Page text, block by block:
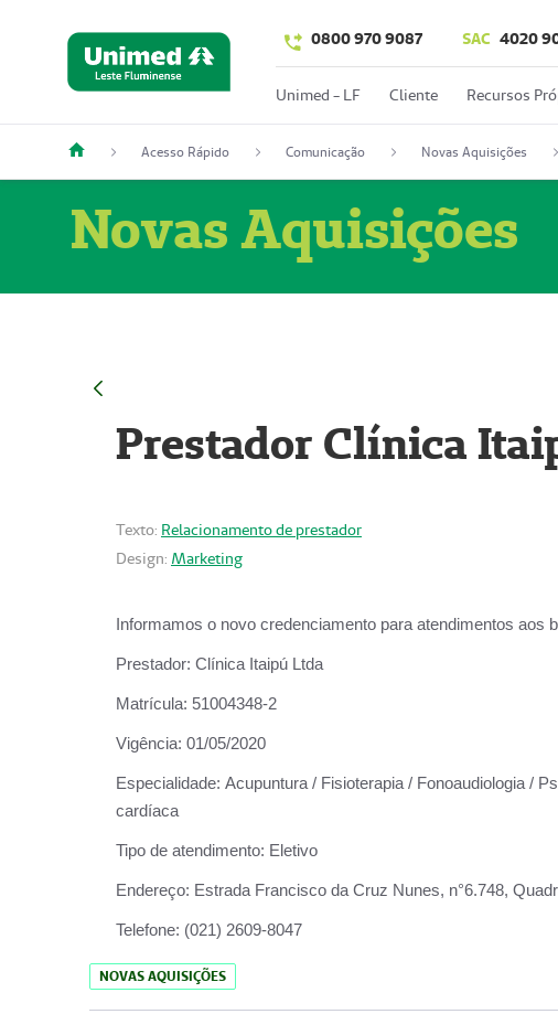
0800 970 9087 SAC 4020
Unimed - LF Cliente Recursos
Acesso Rápido Comunicação Novas Aquisições
Novas Aquisições
Prestador Clínica
Texto: Relacionamento de prestador
Design: Marketing
Informamos o novo credenciamento para atendimentos aos
Prestador: Clínica Itaipú Ltda
Matrícula: 51004348-2
Vigência: 01/05/2020
Especialidade: Acupuntura / Fisioterapia / Fonoaudiologia /
cardíaca
Tipo de atendimento: Eletivo
Endereço: Estrada Francisco da Cruz Nunes, n°6.748,
Telefone: (021) 2609-8047
NOVAS AQUISIÇÕES